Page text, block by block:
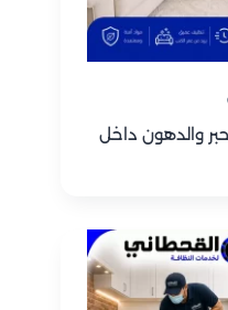
والدهون داخل